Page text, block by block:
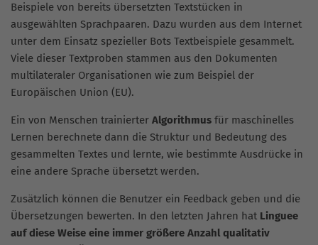
Beispiele von bereits übersetzten Textstücken in
ausgewählten Sprachpaaren. Dazu wurden aus dem Internet
unter dem Einsatz spezieller Bots Textbeispiele gesammelt.
Viele dieser Textproben stammen aus den Dokumenten
multilateraler Organisationen wie zum Beispiel der
Europäischen Union (EU).
Ein von Menschen trainierter Algorithmus für maschinelles
Lernen berechnete dann die Struktur und Bedeutung des
gesammelten Textes und lernte, wie bestimmte Ausdrücke in
eine andere Sprache übersetzt werden.
Zusätzlich können die Benutzer ein Feedback geben und die
Übersetzungen bewerten. In den letzten Jahren hat Linguee
auf diese Weise eine immer größere Anzahl qualitativ